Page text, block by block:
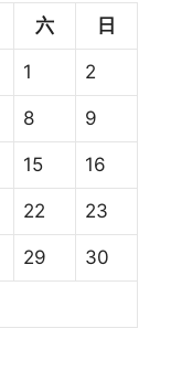
六 日
1 2
8 9
15 16
22 23
29 30